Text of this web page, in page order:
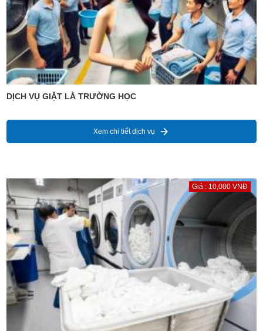
DỊCH VỤ GIẶT LÀ TRƯỜNG HỌC
Xem chi tiết dịch vụ
Giá : 10,000 VNĐ